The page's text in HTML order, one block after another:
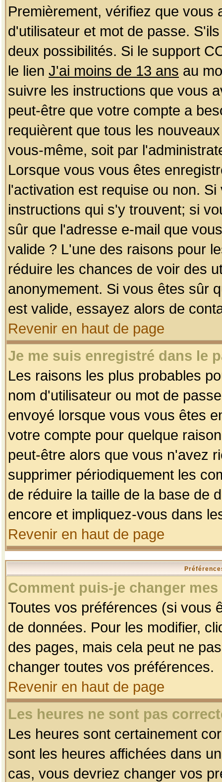
Premièrement, vérifiez que
d'utilisateur et mot de passe.
deux possibilités. Si le support
le lien J'ai moins de 13 ans au
suivre les instructions que vous
peut-être que votre compte a
requièrent que tous les
vous-même, soit par
Lorsque vous vous êtes
l'activation est requise ou non.
instructions qui s'y trouvent; si
sûr que l'adresse e-mail que
valide ? L'une des raisons pour
réduire les chances de voir des
anonymement. Si vous êtes sûr
est valide, essayez alors de
Revenir en haut de page
Je me suis enregistré dans le
Les raisons les plus probables
nom d'utilisateur ou mot de
envoyé lorsque vous vous êtes
votre compte pour quelque
peut-être alors que vous n'avez
supprimer périodiquement les
de réduire la taille de la base de
encore et impliquez-vous dans
Revenir en haut de page
Comment puis-je changer
Toutes vos préférences (si vous
de données. Pour les modifier,
des pages, mais cela peut ne
changer toutes vos préférences.
Revenir en haut de page
Les heures ne sont pas
Les heures sont certainement
sont les heures affichées dans
cas, vous devriez changer vos